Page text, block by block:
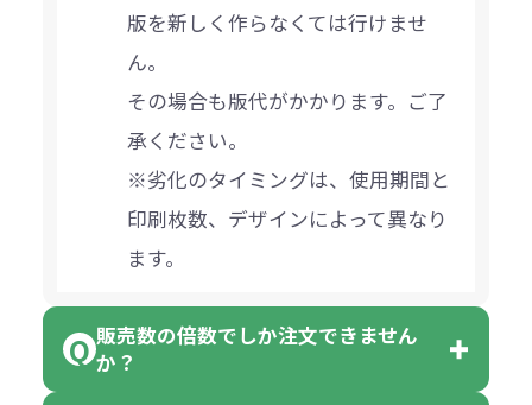
版を新しく作らなくては行けませ
ん。
その場合も版代がかかります。ご了
承ください。
※劣化のタイミングは、使用期間と
印刷枚数、デザインによって異なり
ます。
販売数の倍数でしか注文できません
か？